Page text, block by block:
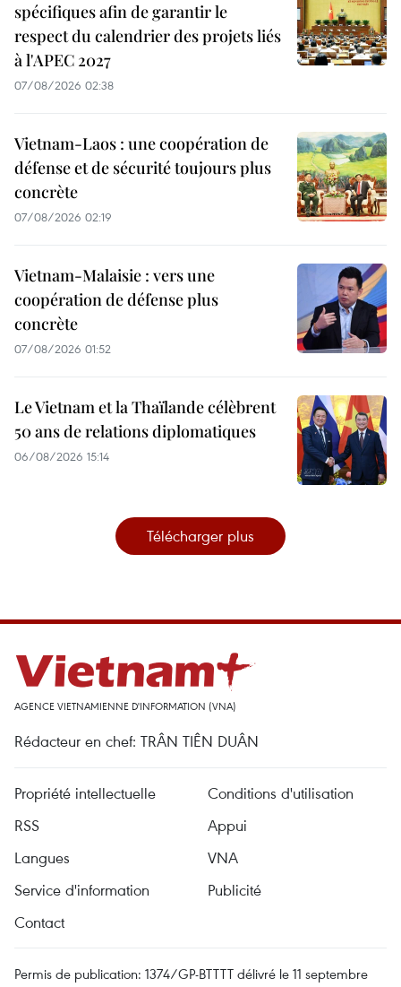
spécifiques afin de garantir le
respect du calendrier des projets liés
à l'APEC 2027
07/08/2026 02:38
Vietnam-Laos : une coopération de
défense et de sécurité toujours plus
concrète
07/08/2026 02:19
Vietnam-Malaisie : vers une
coopération de défense plus
concrète
07/08/2026 01:52
Le Vietnam et la Thaïlande célèbrent
50 ans de relations diplomatiques
06/08/2026 15:14
Télécharger plus
AGENCE VIETNAMIENNE D'INFORMATION (VNA)
Rédacteur en chef: TRÂN TIÊN DUÂN
Propriété intellectuelle
Conditions d'utilisation
RSS
Appui
Langues
VNA
Service d'information
Publicité
Contact
Permis de publication: 1374/GP-BTTTT délivré le 11 septembre